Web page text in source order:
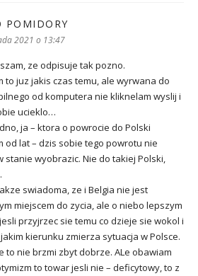
POMIDORY
2021 o 13:47
ze odpisuje tak pozno.
to juz jakis czas temu, ale wyrwana do
od komputera nie kliknelam wyslij i
ucieklo…
ja – ktora o powrocie do Polski
od lat – dzis sobie tego powrotu nie
stanie wyobrazic. Nie do takiej Polski,
swiadoma, ze i Belgia nie jest
miejscem do zycia, ale o niebo lepszym
przyjrzec sie temu co dzieje sie wokol i
kierunku zmierza sytuacja w Polsce.
to nie brzmi zbyt dobrze. ALe obawiam
to towar jesli nie – deficytowy, to z